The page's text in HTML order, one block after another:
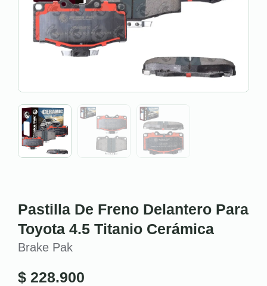
Pastilla De Freno Delantero Para
Toyota 4.5 Titanio Cerámica
Brake Pak
$ 228.900